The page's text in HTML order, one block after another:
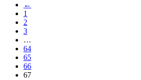
←
1
2
3
…
64
65
66
67